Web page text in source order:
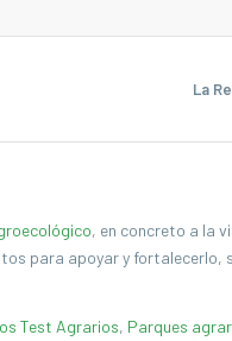
La
, en concreto a la
para apoyar y fortalecerlo,
Test Agrarios, Parques